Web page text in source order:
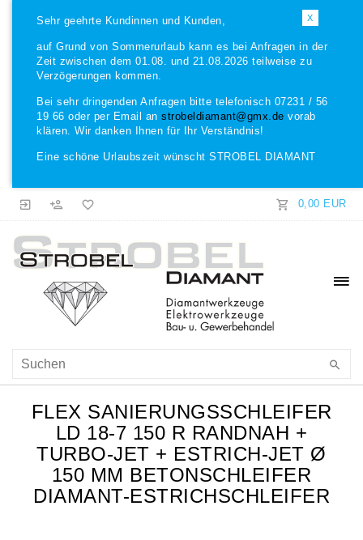
X
Sehr geehrte Kundinnen und Kunden,
auf Grund von Sommerurlaub kann es bei Anfragen in der
Zeit zwischen dem 01.08. und 21.08.2026 teilweise zu
Verzögerungen kommen.
Bei sehr dringenden Anfragen bitte telefonisch 07231 / 56
19 66 oder per Email an strobeldiamant@gmx.de vorab
klären. Wir danken Ihnen für Ihr Verständnis!
Eine schöne Urlaubszeit wünscht STROBEL DIAMANT
0,00 EUR
FLEX SANIERUNGSSCHLEIFER
LD 18-7 150 R RANDNAH +
TURBO-JET + ESTRICH-JET Ø
150 MM BETONSCHLEIFER
DIAMANT-ESTRICHSCHLEIFER